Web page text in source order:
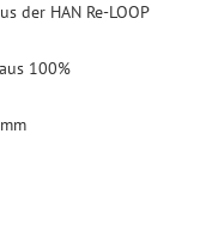
der HAN Re-LOOP
100%